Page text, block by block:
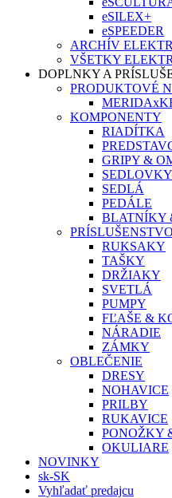
eSILEX+
eSPEEDER
ARCHÍV
VŠETKY
DOPLNKY A
PRODUKTOVÉ
KOMPONENTY
RIADÍTKA
GRIPY &
SEDLÁ
PEDÁLE
BLATNÍKY
PRÍSLUŠENSTVO
RUKSAKY
TAŠKY
DRŽIAKY
SVETLÁ
PUMPY
FĽAŠE &
NÁRADIE
ZÁMKY
OBLEČENIE
DRESY
NOHAVICE
PRILBY
RUKAVICE
PONOŽKY
OKULIARE
NOVINKY
sk-SK
Vyhľadať predajcu